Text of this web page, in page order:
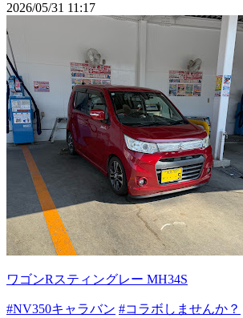
2026/05/31 11:17
ワゴンRスティングレー MH34S
#NV350キャラバン #コラボしませんか？